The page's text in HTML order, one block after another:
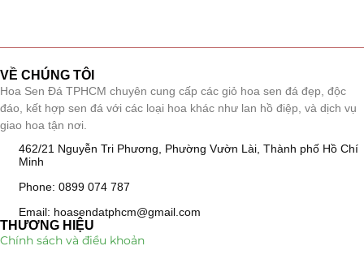
Cây Sen Đá Giá Sỉ (137)
Chậu Sen Đá Mini
Hồ Điệp và Hoa Sen đá
Lan Hồ Điệp Truyền Thống
Lũa Hồ Điệp Sen Đá
VỀ CHÚNG TÔI
Hoa Sen Đá TPHCM chuyên cung cấp các giỏ hoa sen đá đẹp, độc
đáo, kết hợp sen đá với các loại hoa khác như lan hồ điệp, và dịch vụ
giao hoa tận nơi.
462/21 Nguyễn Tri Phương, Phường Vườn Lài, Thành phố Hồ Chí
Minh
Phone: 0899 074 787
Email: hoasendatphcm@gmail.com
THƯƠNG HIỆU
Chính sách và điều khoản